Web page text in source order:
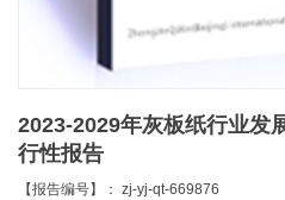
2023-2029年灰板纸行业发
行性报告
【报告编号】： zj-yj-qt-669876